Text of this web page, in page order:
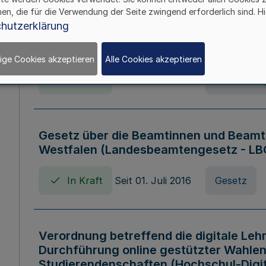
Verordnung über die
Nordrhein-Westfalen
Gesetz über die Beamtinnen und
Westfalen (Landesbeamtengesetz -
In Kraft Seit 01. Juli 2016 Gesetz
Verordnung betreffend die digitale
Durchführung online gestützter
die für die Verwendung der Seite zwingend erforderlich sind.
Cookies akzeptieren Alle Cookies akzeptieren